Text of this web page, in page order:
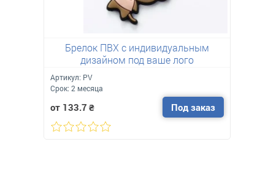
Брелок ПВХ c индивидуальным
дизайном под ваше лого
Артикул: PV
Срок: 2 месяца
от 133.7 ₴ Под заказ